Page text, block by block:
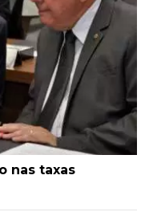
nas taxas